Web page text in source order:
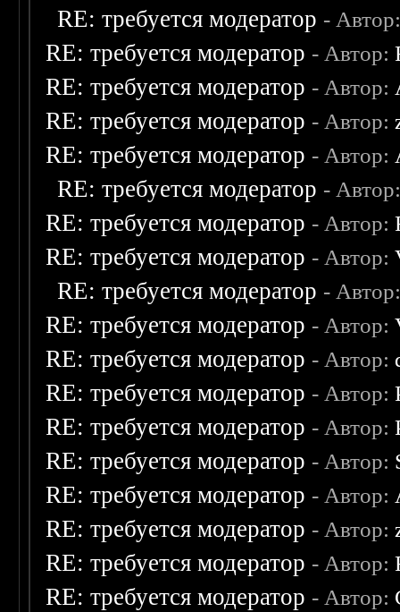
RE: требуется модератор -
RE: требуется модератор - Автор:
RE: требуется модератор - Автор:
RE: требуется модератор - Автор:
RE: требуется модератор - Автор:
RE: требуется модератор -
RE: требуется модератор - Автор:
RE: требуется модератор - Автор:
RE: требуется модератор -
RE: требуется модератор - Автор:
RE: требуется модератор - Автор:
RE: требуется модератор - Автор:
RE: требуется модератор - Автор:
RE: требуется модератор - Автор:
RE: требуется модератор - Автор:
RE: требуется модератор - Автор:
RE: требуется модератор - Автор:
RE: требуется модератор - Автор: